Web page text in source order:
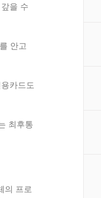
을 수
안고
카드도
최후통
의 프로